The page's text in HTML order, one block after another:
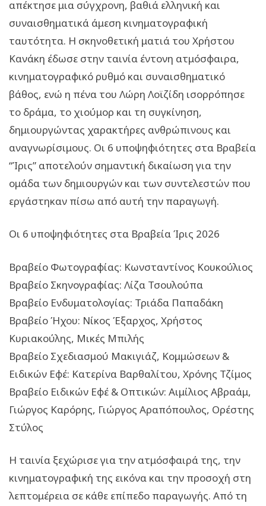
απέκτησε μια σύγχρονη, βαθιά ελληνική και
συναισθηματικά άμεση κινηματογραφική
ταυτότητα. Η σκηνοθετική ματιά του Χρήστου
Κανάκη έδωσε στην ταινία έντονη ατμόσφαιρα,
κινηματογραφικό ρυθμό και συναισθηματικό
βάθος, ενώ η πένα του Λώρη Λοϊζίδη ισορρόπησε
το δράμα, το χιούμορ και τη συγκίνηση,
δημιουργώντας χαρακτήρες ανθρώπινους και
αναγνωρίσιμους. Οι 6 υποψηφιότητες στα Βραβεία
“Ίρις” αποτελούν σημαντική δικαίωση για την
ομάδα των δημιουργών και των συντελεστών που
εργάστηκαν πίσω από αυτή την παραγωγή.
Οι 6 υποψηφιότητες στα Βραβεία Ίρις 2026
Βραβείο Φωτογραφίας: Κωνσταντίνος Κουκούλιος
Βραβείο Σκηνογραφίας: Λίζα Τσουλούπα
Βραβείο Ενδυματολογίας: Τριάδα Παπαδάκη
Βραβείο Ήχου: Νίκος Έξαρχος, Χρήστος
Κυριακούλης, Μικές Μπιλής
Βραβείο Σχεδιασμού Μακιγιάζ, Κομμώσεων &
Ειδικών Εφέ: Κατερίνα Βαρθαλίτου, Χρόνης Τζίμος
Βραβείο Ειδικών Εφέ & Οπτικών: Αιμίλιος Αβραάμ,
Γιώργος Καρόρης, Γιώργος Αραπόπουλος, Ορέστης
Στύλος
Η ταινία ξεχώρισε για την ατμόσφαιρά της, την
κινηματογραφική της εικόνα και την προσοχή στη
λεπτομέρεια σε κάθε επίπεδο παραγωγής. Από τη